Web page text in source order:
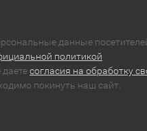
данные
политикой
даетесогласия на обработку
покинуть наш сайт.